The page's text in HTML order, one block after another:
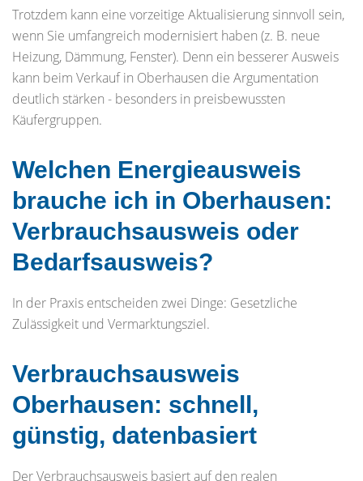
Trotzdem kann eine vorzeitige Aktualisierung sinnvoll sein,
wenn Sie umfangreich modernisiert haben (z. B. neue
Heizung, Dämmung, Fenster). Denn ein besserer Ausweis
kann beim Verkauf in Oberhausen die Argumentation
deutlich stärken - besonders in preisbewussten
Käufergruppen.
Welchen Energieausweis
brauche ich in Oberhausen:
Verbrauchsausweis oder
Bedarfsausweis?
In der Praxis entscheiden zwei Dinge: Gesetzliche
Zulässigkeit und Vermarktungsziel.
Verbrauchsausweis
Oberhausen: schnell,
günstig, datenbasiert
Der Verbrauchsausweis basiert auf den realen